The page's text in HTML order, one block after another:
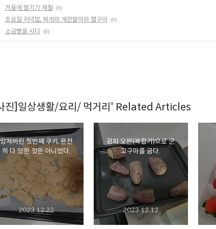
겨울에 딸기가 제철 (0)
토요일 저녁밥, 찌개와 계란말이와 햄구이 (0)
소금빵을 사다 (0)
진]일상생활/요리/ 먹거리' Related Articles
망쳐버린 첫번째 쿠키, 완전
히 다 망한 것은 아니었다.
2023.12.22
광파 오븐(복합기)으로 군
고구마를 굽다.
2023.12.12